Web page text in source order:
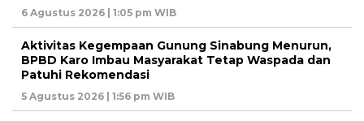
6 Agustus 2026 | 1:05 pm WIB
Aktivitas Kegempaan Gunung Sinabung Menurun,
BPBD Karo Imbau Masyarakat Tetap Waspada dan
Patuhi Rekomendasi
5 Agustus 2026 | 1:56 pm WIB